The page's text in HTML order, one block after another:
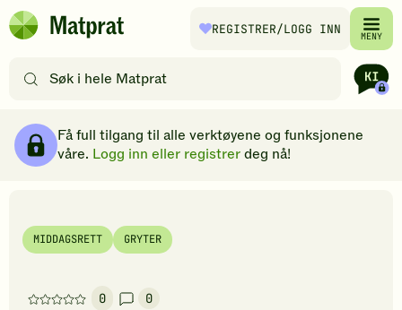
Hopp til hovedinnhold
Matprat
REGISTRER/LOGG INN MENY
etter
filtre
Få full tilgang til alle verktøyene og funksjonene
våre. Logg inn eller registrerdeg nå!
MIDDAGSRETT GRYTER
0 0